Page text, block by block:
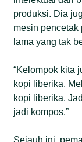
produksi. Dia
mesin pencetak
lama yang tak
“Kelompok kita
kopi liberika.
kopi liberika.
jadi kompos.”
Sejauh ini,